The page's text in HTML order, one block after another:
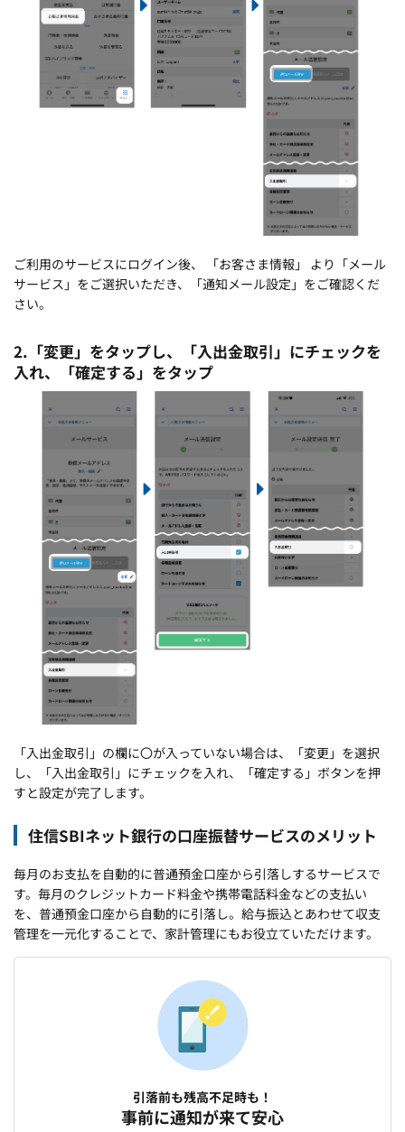
ご利用のサービスにログイン後、 「お客さま情報」 より「メール
サービス」をご選択いただき、「通知メール設定」をご確認くだ
さい。
2.「変更」をタップし、「入出金取引」にチェックを
入れ、「確定する」をタップ
「入出金取引」の欄に〇が入っていない場合は、「変更」を選択
し、「入出金取引」にチェックを入れ、「確定する」ボタンを押
すと設定が完了します。
住信SBIネット銀行の口座振替サービスのメリット
毎月のお支払を自動的に普通預金口座から引落しするサービスで
す。毎月のクレジットカード料金や携帯電話料金などの支払い
を、普通預金口座から自動的に引落し。給与振込とあわせて収支
管理を一元化することで、家計管理にもお役立ていただけます。
引落前も残高不足時も！
事前に通知が来て安心